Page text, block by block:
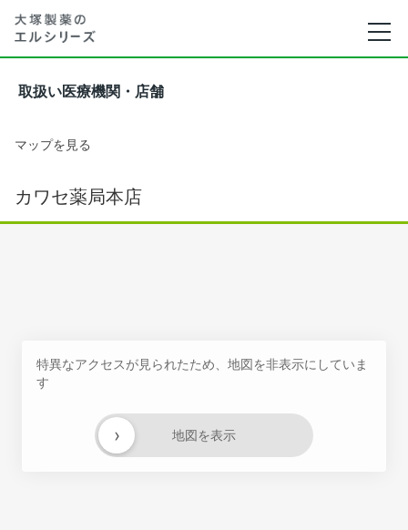
取扱い医療機関・店舗
マップを見る
カワセ薬局本店
特異なアクセスが見られたため、地図を非表示にしていま
す
地図を表示
›